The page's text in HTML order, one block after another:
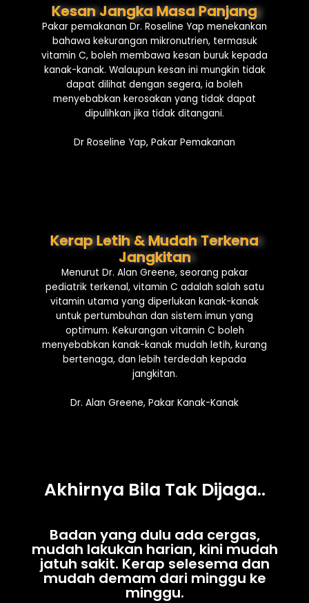
Kesan Jangka Masa Panjang
Pakar pemakanan Dr. Roseline Yap menekankan
bahawa kekurangan mikronutrien, termasuk
vitamin C, boleh membawa kesan buruk kepada
kanak-kanak. Walaupun kesan ini mungkin tidak
dapat dilihat dengan segera, ia boleh
menyebabkan kerosakan yang tidak dapat
dipulihkan jika tidak ditangani.
Dr Roseline Yap, Pakar Pemakanan
Kerap Letih & Mudah Terkena
Jangkitan
Menurut Dr. Alan Greene, seorang pakar
pediatrik terkenal, vitamin C adalah salah satu
vitamin utama yang diperlukan kanak-kanak
untuk pertumbuhan dan sistem imun yang
optimum. Kekurangan vitamin C boleh
menyebabkan kanak-kanak mudah letih, kurang
bertenaga, dan lebih terdedah kepada
jangkitan.
Dr. Alan Greene, Pakar Kanak-Kanak
Akhirnya Bila Tak Dijaga..
Badan yang dulu ada cergas,
mudah lakukan harian, kini mudah
jatuh sakit. Kerap selesema dan
mudah demam dari minggu ke
minggu.